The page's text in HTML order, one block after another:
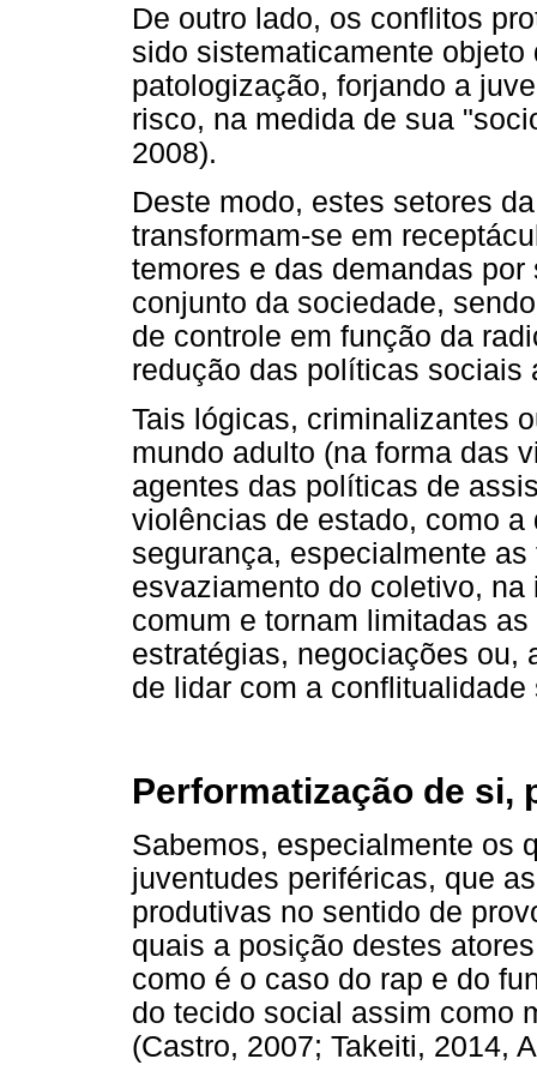
De outro lado, os conflitos
sido sistematicamente
patologização, forjando a
risco, na medida de sua
2008).
Deste modo, estes setores
transformam-se em
temores e das demandas
conjunto da sociedade,
de controle em função da
redução das políticas sociais
Tais lógicas, criminalizantes
mundo adulto (na forma das
agentes das políticas de
violências de estado, como
segurança, especialmente
esvaziamento do coletivo,
comum e tornam limitadas
estratégias, negociações ou,
de lidar com a conflitualidade
Performatização de si,
Sabemos, especialmente os
juventudes periféricas, que
produtivas no sentido de
quais a posição destes
como é o caso do rap e do
do tecido social assim como
(Castro, 2007; Takeiti, 2014,